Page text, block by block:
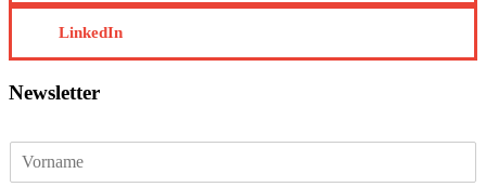
LinkedIn
Newsletter